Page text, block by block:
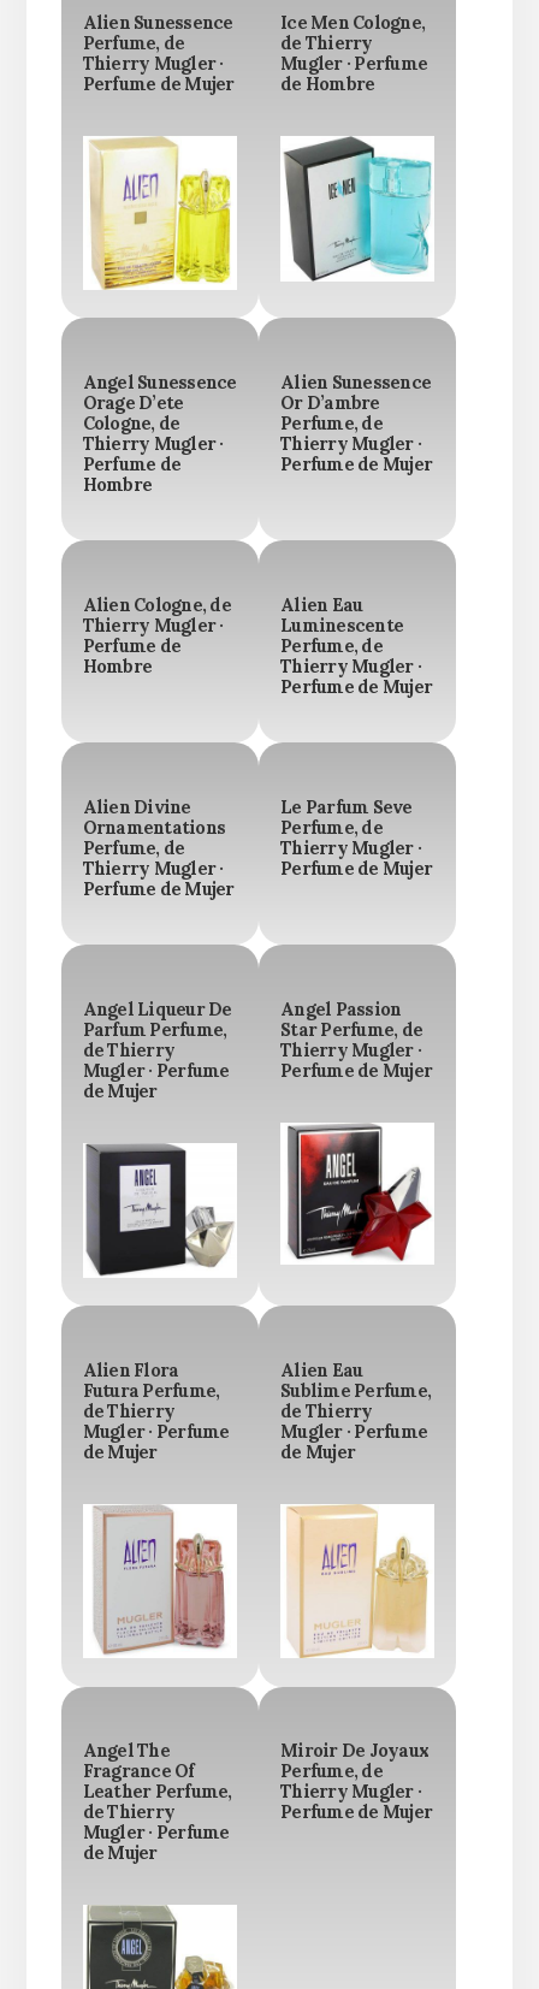
Alien Sunessence
Perfume, de
Thierry Mugler ·
Perfume de Mujer
Ice Men Cologne,
de Thierry
Mugler · Perfume
de Hombre
Angel Sunessence
Orage D’ete
Cologne, de
Thierry Mugler ·
Perfume de
Hombre
Alien Sunessence
Or D’ambre
Perfume, de
Thierry Mugler ·
Perfume de Mujer
Alien Cologne, de
Thierry Mugler ·
Perfume de
Hombre
Alien Eau
Luminescente
Perfume, de
Thierry Mugler ·
Perfume de Mujer
Alien Divine
Ornamentations
Perfume, de
Thierry Mugler ·
Perfume de Mujer
Le Parfum Seve
Perfume, de
Thierry Mugler ·
Perfume de Mujer
Angel Liqueur De
Parfum Perfume,
de Thierry
Mugler · Perfume
de Mujer
Angel Passion
Star Perfume, de
Thierry Mugler ·
Perfume de Mujer
Alien Flora
Futura Perfume,
de Thierry
Mugler · Perfume
de Mujer
Alien Eau
Sublime Perfume,
de Thierry
Mugler · Perfume
de Mujer
Angel The
Fragrance Of
Leather Perfume,
de Thierry
Mugler · Perfume
de Mujer
Miroir De Joyaux
Perfume, de
Thierry Mugler ·
Perfume de Mujer